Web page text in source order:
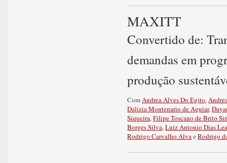
MAXITT
Convertido de:
demandas em
produção
Com Andrea Alves Do Egito,
Dalizia Montenario de Aguiar,
Siqueira,Filipe Toscano de Brito
Borges Silva,Luiz Antonio Dias
Rodrigo Carvalho Alva eRodrigo